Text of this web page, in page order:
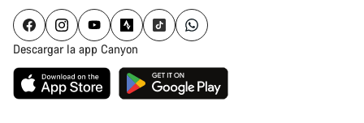
Descargar la app Canyon